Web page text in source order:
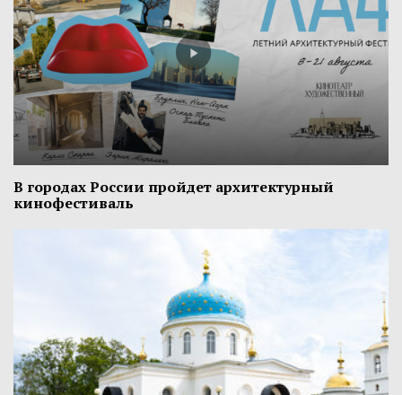
В городах России пройдет архитектурный
кинофестиваль